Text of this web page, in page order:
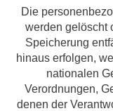
Die
werden gelöscht
Speicherung
hinaus erfolgen,
nationalen
Verordnungen,
denen der